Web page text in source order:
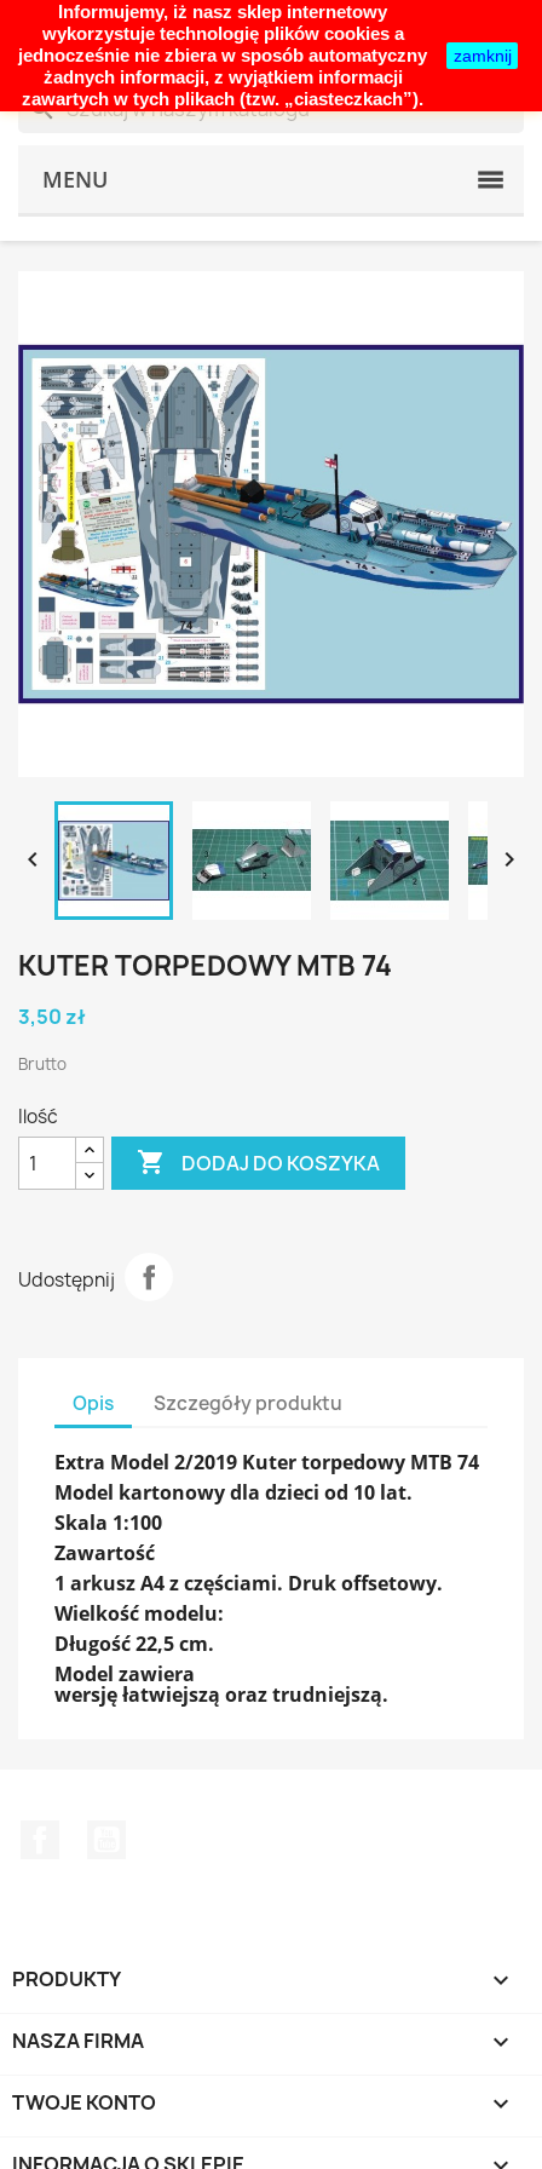
 
search
MENU
 
KUTER TORPEDOWY MTB 74
3,50 zł
Brutto
Ilość
 DODAJ DO KOSZYKA
Udostępnij
Opis Szczegóły produktu
Extra Model 2/2019 Kuter torpedowy MTB 74
Model kartonowy dla dzieci od 10 lat.
Skala 1:100
Zawartość
1 arkusz A4 z częściami. Druk offsetowy.
Wielkość modelu:
Długość 22,5 cm.
Model zawiera
wersję łatwiejszą oraz trudniejszą.
PRODUKTY 
NASZA FIRMA 
TWOJE KONTO 
Informujemy, iż nasz sklep internetowy
wykorzystuje technologię plików cookies a
jednocześnie nie zbiera w sposób automatyczny
żadnych informacji, z wyjątkiem informacji
zawartych w tych plikach (tzw. „ciasteczkach”).
zamknij